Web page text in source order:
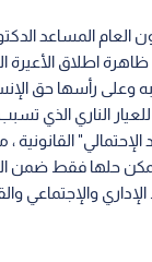
العام المساعد
اطلاق الأعيرة
وعلى رأسها حق
الناري الذي تسبب
القانونية
يمكن حلها فقط ضمن
والإجتماعي